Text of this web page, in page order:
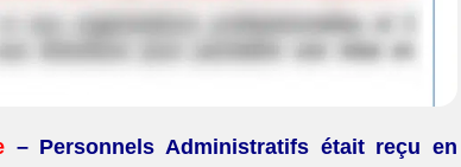
– Personnels Administratifs était reçu en